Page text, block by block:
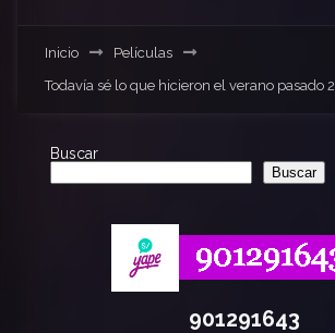
Inicio
Películas
Todavía sé lo que hicieron el verano pasado 2
Buscar
Buscar
901291643